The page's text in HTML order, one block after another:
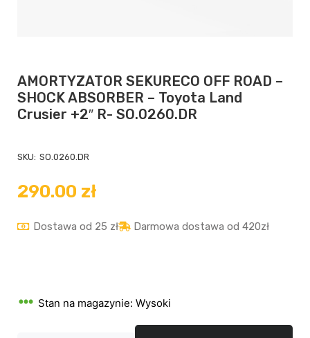
AMORTYZATOR SEKURECO OFF ROAD –
SHOCK ABSORBER – Toyota Land
Crusier +2″ R- SO.0260.DR
SKU: SO.0260.DR
290.00 zł
Dostawa od 25 zł Darmowa dostawa od 420zł
Stan na magazynie: Wysoki